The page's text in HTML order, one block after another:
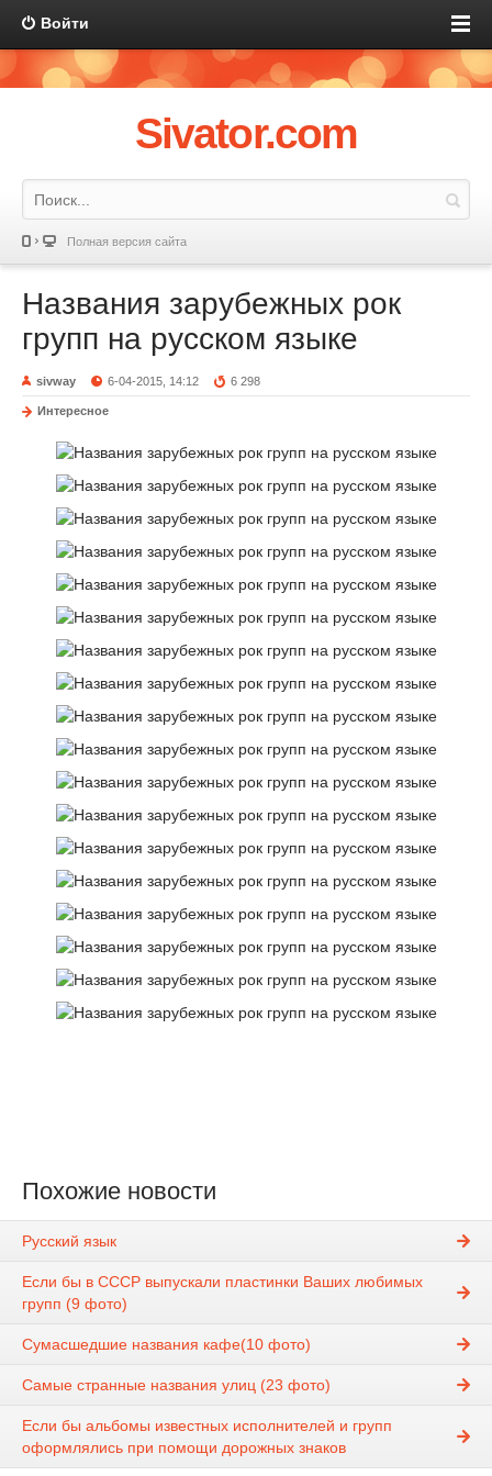
Войти
Sivator.com
Полная версия сайта
Названия зарубежных рок
групп на русском языке
sivway 6-04-2015, 14:12 6 298
Интересное
Похожие новости
Русский язык
Если бы в СССР выпускали пластинки Ваших любимых
групп (9 фото)
Сумасшедшие названия кафе(10 фото)
Самые странные названия улиц (23 фото)
Если бы альбомы известных исполнителей и групп
оформлялись при помощи дорожных знаков